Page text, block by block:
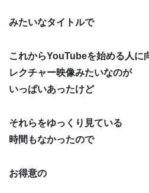
みたいなタイトルで
これからYouTubeを始める人に
レクチャー映像みたいなのが
いっぱいあったけど
それらをゆっくり見ている
時間もなかったので
お得意の